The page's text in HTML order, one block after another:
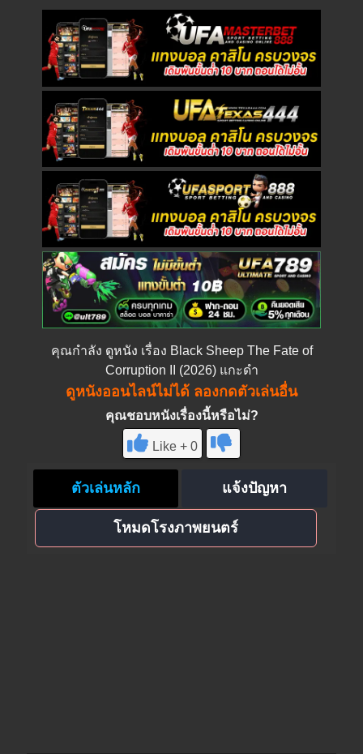
คุณกำลัง ดูหนัง เรื่อง Black Sheep The Fate of
Corruption II (2026) แกะดำ
ดูหนังออนไลน์ไม่ได้ ลองกดตัวเล่นอื่น
คุณชอบหนังเรื่องนี้หรือไม่?
Like + 0
ตัวเล่นหลัก แจ้งปัญหา
โหมดโรงภาพยนตร์